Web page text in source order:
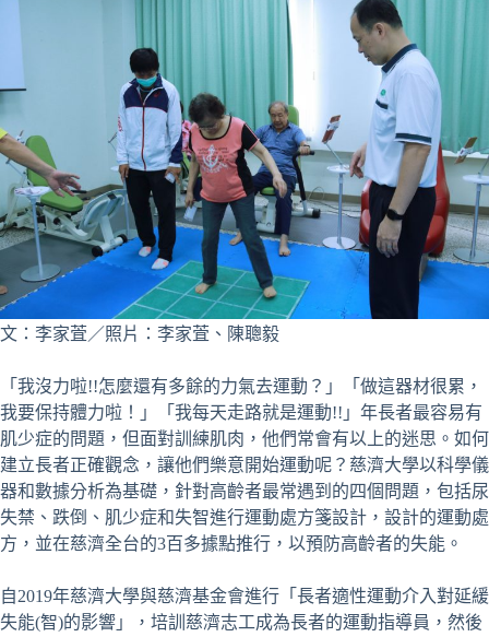
文：李家萓／照片：李家萓、陳聰毅
「我沒力啦!!怎麼還有多餘的力氣去運動？」「做這器材很累，
我要保持體力啦！」「我每天走路就是運動!!」年長者最容易有
肌少症的問題，但面對訓練肌肉，他們常會有以上的迷思。如何
建立長者正確觀念，讓他們樂意開始運動呢？慈濟大學以科學儀
器和數據分析為基礎，針對高齡者最常遇到的四個問題，包括尿
失禁、跌倒、肌少症和失智進行運動處方箋設計，設計的運動處
方，並在慈濟全台的3百多據點推行，以預防高齡者的失能。
自2019年慈濟大學與慈濟基金會進行「長者適性運動介入對延緩
失能(智)的影響」，培訓慈濟志工成為長者的運動指導員，然後